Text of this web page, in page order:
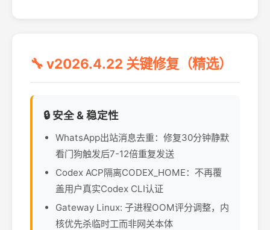
🔧 v2026.4.22 关键修复（精选）
🔒 安全 & 稳定性
WhatsApp出站消息去重：修复30分钟静默
看门狗触发后7-12倍重复发送
Codex ACP隔离CODEX_HOME：不再覆
盖用户真实Codex CLI认证
Gateway Linux: 子进程OOM评分调整，内
核优先杀临时工而非网关本体